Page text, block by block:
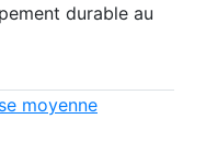
durable au
moyenne